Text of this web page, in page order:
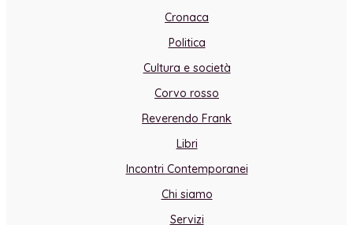
Cronaca
Politica
Cultura e società
Corvo rosso
Reverendo Frank
Libri
Incontri Contemporanei
Chi siamo
Servizi